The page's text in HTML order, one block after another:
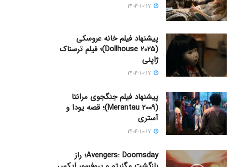
پیشنهاد فیلم خانه عروسکی
(Dollhouse 2025)؛ فیلم ترسناک
ژاپنی
پیشنهاد فیلم جنگجوی مرانتا
(Merantau 2009)؛ قصه یودا و
آستری
Avengers: Doomsday؛ راز